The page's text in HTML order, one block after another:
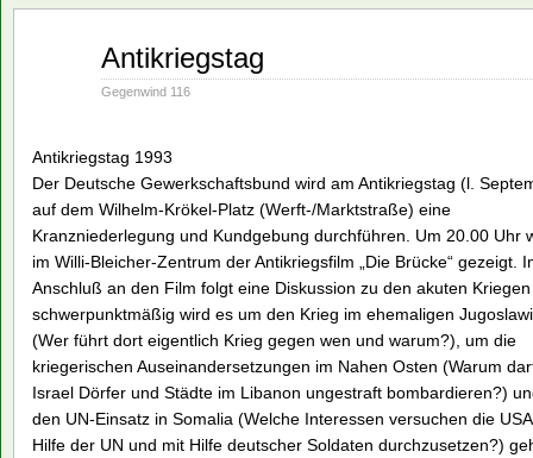
Antikriegstag
Gegenwind 116
Antikriegstag 1993
Der Deutsche Gewerkschaftsbund wird am Antikriegstag (l.
auf dem Wilhelm-Krökel-Platz (Werft-/Marktstraße) eine
Kranzniederlegung und Kundgebung durchführen. Um 20.00 Uhr
im Willi-Bleicher-Zentrum der Antikriegsfilm „Die Brücke“ gezeigt.
Anschluß an den Film folgt eine Diskussion zu den akuten
schwerpunktmäßig wird es um den Krieg im ehemaligen
(Wer führt dort eigentlich Krieg gegen wen und warum?), um die
kriegerischen Auseinandersetzungen im Nahen Osten (Warum
Israel Dörfer und Städte im Libanon ungestraft bombardieren?)
den UN-Einsatz in Somalia (Welche Interessen versuchen die
Hilfe der UN und mit Hilfe deutscher Soldaten durchzusetzen?)